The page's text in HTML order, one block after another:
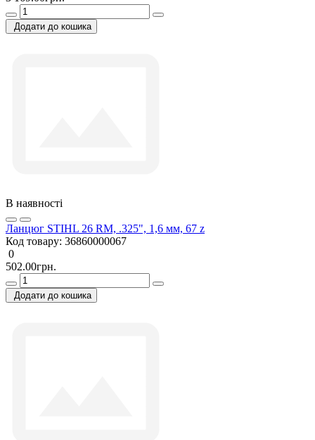
Додати до кошика
В наявності
Ланцюг STIHL 26 RM, .325", 1,6 мм, 67 z
Код товару: 36860000067
0
502.00грн.
Додати до кошика